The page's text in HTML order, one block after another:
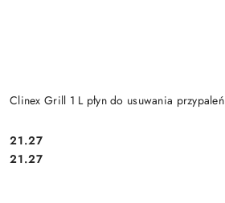
Clinex Grill 1 L płyn do usuwania przypaleń
Cena:
21.27
Cena:
21.27